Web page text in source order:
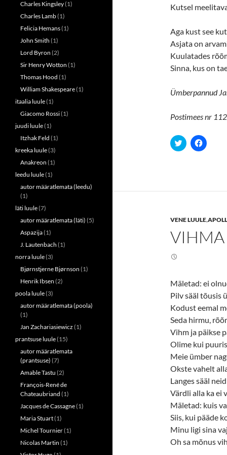
Kutsel
Aga kust see
Asjata on
Kuulatades
Sinna, kus on
Ümberpannud
Postimees nr
C
l
h
o
T
(
O
p
e
n
s
i
n
w
w
i
n
d
o
w
)
C
l
h
o
F
a
k
(
O
p
e
n
s
n
e
w
i
n
d
o
w
)
VENE LUULE,
VIHMA
Mäletad: ei
Pilv sääl tõusis
Kodust eemal
Seda hirmu,
Vihm ja päikse
Olime kui
Meie ümber
Okste vahelt
Langes sääl
Värdli alla ka ei
Mäletad: kuis
Siis, kui pääde
Minu ligi sina
Oh sa mõnus
Charles Kingsley(1)
Charles Lamb(1)
Felicia Hemans(1)
John Smith (1)
Lord Byron (2)
Sir Henry Wotton (1)
Thomas Hood (1)
William Shakespeare(1)
itaalia luule(1)
Giacomo Rossi(1)
juudi luule(1)
Itzhak Feld (1)
kreeka luule(3)
Anakreon (1)
leedu luule(1)
autor määratlemata (leedu)
(1)
läti luule(7)
autor määratlemata (läti) (5)
Aspazija(1)
J. Lautenbach (1)
norra luule(3)
Bjørnstjerne Bjørnson (1)
Henrik Ibsen (2)
poola luule(3)
autor määratlemata (poola)
(1)
Jan Zachariasiewicz (1)
prantsuse luule(15)
autor määratlemata
(prantsuse) (7)
Amable Tastu (2)
François-René de
Chateaubriand (1)
Jacques de Cassagne(1)
Maria Stuart(1)
Michel Tournier(1)
Nicolas Martin (1)